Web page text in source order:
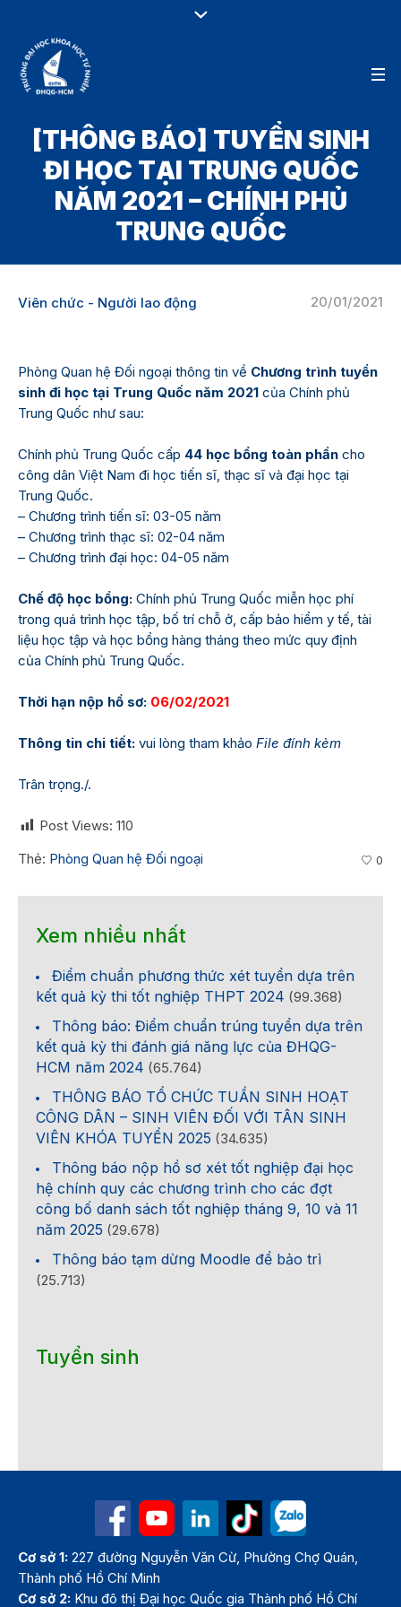
[THÔNG BÁO] TUYỂN SINH
ĐI HỌC TẠI TRUNG QUỐC
NĂM 2021 – CHÍNH PHỦ
TRUNG QUỐC
20/01/2021
Viên chức - Người lao động
Phòng Quan hệ Đối ngoại thông tin về Chương trình tuyển
sinh đi học tại Trung Quốc năm 2021 của Chính phủ
Trung Quốc như sau:
Chính phủ Trung Quốc cấp 44 học bổng toàn phần cho
công dân Việt Nam đi học tiến sĩ, thạc sĩ và đại học tại
Trung Quốc.
– Chương trình tiến sĩ: 03-05 năm
– Chương trình thạc sĩ: 02-04 năm
– Chương trình đại học: 04-05 năm
Chế độ học bổng: Chính phủ Trung Quốc miễn học phí
trong quá trình học tập, bố trí chỗ ở, cấp bảo hiểm y tế, tài
liệu học tập và học bổng hàng tháng theo mức quy định
của Chính phủ Trung Quốc.
Thời hạn nộp hồ sơ: 06/02/2021
Thông tin chi tiết: vui lòng tham khảo File đính kèm
Trân trọng./.
Post Views: 110
Thẻ: Phòng Quan hệ Đối ngoại 0
Xem nhiều nhất
Điểm chuẩn phương thức xét tuyển dựa trên
kết quả kỳ thi tốt nghiệp THPT 2024 (99.368)
Thông báo: Điểm chuẩn trúng tuyển dựa trên
kết quả kỳ thi đánh giá năng lực của ĐHQG-
HCM năm 2024 (65.764)
THÔNG BÁO TỔ CHỨC TUẦN SINH HOẠT
CÔNG DÂN – SINH VIÊN ĐỐI VỚI TÂN SINH
VIÊN KHÓA TUYỂN 2025 (34.635)
Thông báo nộp hồ sơ xét tốt nghiệp đại học
hệ chính quy các chương trình cho các đợt
công bố danh sách tốt nghiệp tháng 9, 10 và 11
năm 2025 (29.678)
Thông báo tạm dừng Moodle để bảo trì
(25.713)
Tuyển sinh
Cơ sở 1: 227 đường Nguyễn Văn Cừ, Phường Chợ Quán,
Thành phố Hồ Chí Minh
Cơ sở 2: Khu đô thị Đại học Quốc gia Thành phố Hồ Chí